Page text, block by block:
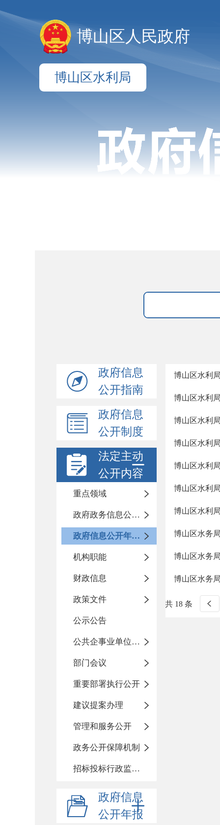
博山区人民政府
博山区水利局
政府信息
公开指南
政府信息
公开制度
法定主动
公开内容
重点领域
政府政务信息公开目录
政府信息公开年度报告
机构职能
财政信息
政策文件
公示公告
公共企事业单位信息公开
部门会议
重要部署执行公开
建议提案办理
管理和服务公开
政务公开保障机制
招标投标行政监督责任清单
政府信息
公开年报
博山区水利
博山区水利
博山区水利
博山区水利
博山区水利
博山区水利
博山区水利
博山区水务
博山区水务
博山区水务
共 18 条